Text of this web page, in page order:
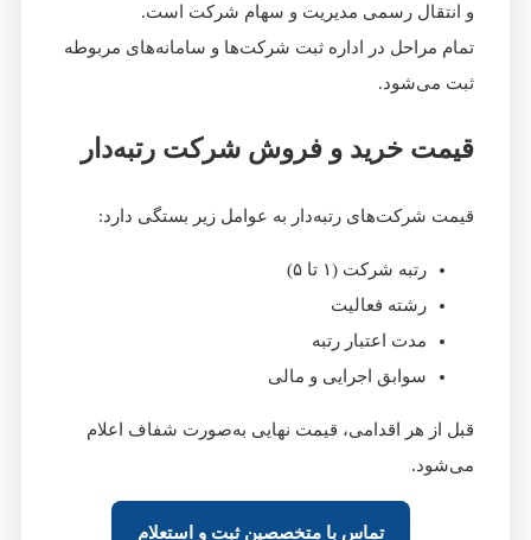
و انتقال رسمی مدیریت و سهام شرکت است.
تمام مراحل در اداره ثبت شرکت‌ها و سامانه‌های مربوطه
ثبت می‌شود.
قیمت خرید و فروش شرکت رتبه‌دار
قیمت شرکت‌های رتبه‌دار به عوامل زیر بستگی دارد:
رتبه شرکت (۱ تا ۵)
رشته فعالیت
مدت اعتبار رتبه
سوابق اجرایی و مالی
قبل از هر اقدامی، قیمت نهایی به‌صورت شفاف اعلام
می‌شود.
تماس با متخصصین ثبت و استعلام